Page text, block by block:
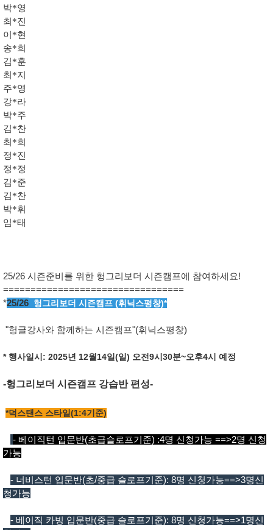
박*영
최*진
이*현
송*희
김*훈
최*지
주*영
강*라
박*주
김*찬
최*희
정*진
정*정
김*준
김*찬
박*휘
임*태
25/26 시즌준비를 위한 헝그리보더 시즌캠프에 참여하세요!
=================================
*25/26 헝그리보더 시즌캠프 (휘닉스평창)*
"헝글강사와 함께하는 시즌캠프"(휘닉스평창)
* 행사일시: 2025년 12월14일(일) 오전9시30분~오후4시 예정
-헝그리보더 시즌캠프 강습반 편성-
*덕스탠스 스타일(1:4기준)
- 베이직턴 입문반(초급슬로프기준) :4명 신청가능 ==>2명 신청
가능
- 너비스턴 입문반(초/중급 슬로프기준): 8명 신청가능==>3명신
청가능
- 베이직 카빙 입문반(중급 슬로프기준): 8명 신청가능==>1명신